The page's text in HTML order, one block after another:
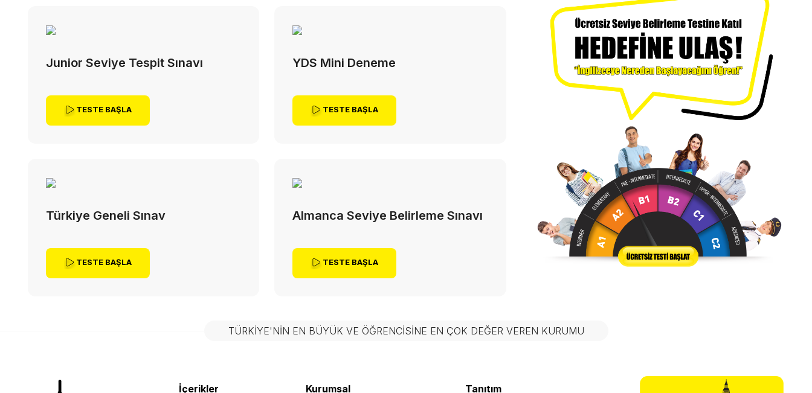
Junior Seviye Tespit Sınavı
TESTE BAŞLA
YDS Mini Deneme
TESTE BAŞLA
Türkiye Geneli Sınav
TESTE BAŞLA
Almanca Seviye Belirleme Sınavı
TESTE BAŞLA
TÜRKIYE'NIN EN BÜYÜK VE ÖĞRENCISINE EN ÇOK DEĞER VEREN KURUMU
İçerikler Kurumsal Tanıtım